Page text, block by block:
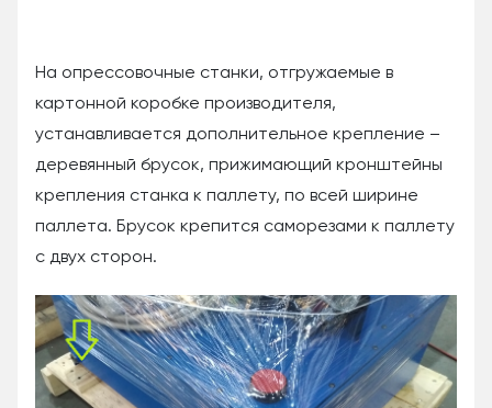
На опрессовочные станки, отгружаемые в
картонной коробке производителя,
устанавливается дополнительное крепление –
деревянный брусок, прижимающий кронштейны
крепления станка к паллету, по всей ширине
паллета. Брусок крепится саморезами к паллету
с двух сторон.